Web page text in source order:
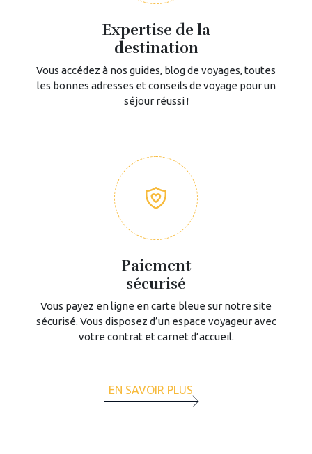
EN SAVOIR PLUS
Expertise de la
destination
Vous accédez à nos guides, blog de voyages, toutes
les bonnes adresses et conseils de voyage pour un
séjour réussi !
Paiement
sécurisé
Vous payez en ligne en carte bleue sur notre site
sécurisé. Vous disposez d’un espace voyageur avec
votre contrat et carnet d’accueil.